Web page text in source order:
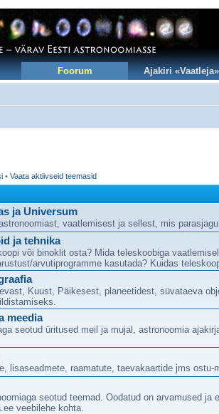
Foorum Ajakiri «Vaatleja»
• Vaata aktiivseid teemasid
ja Universum
vaatlemisest ja sellest, mis
ja tehnika
või binoklit osta? Mida teleskoobiga
arvutiprogramme kasutada? Kuidas
Kuust, Päikesest, planeetidest, süvataeva
meedia
seotud üritused meil ja mujal, astronoomia
lisaseadmete, raamatute, taevakaartide jms ostu-
seotud teemad. Oodatud on arvamused ja
veebilehe kohta.